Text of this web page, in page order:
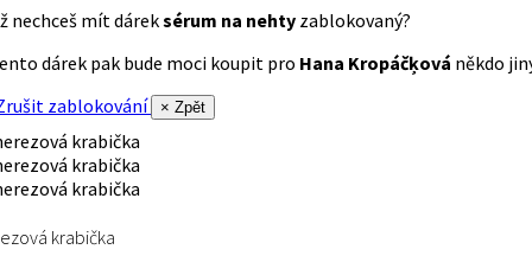
nechceš mít dáreksérum na nehty zablokovaný?
dárek pak bude moci koupit pro Hana Kropáčķová někdo
zablokování
× Zpět
krabička